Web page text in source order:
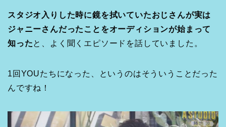
スタジオ入りした時に鏡を拭いていたおじさんが実は
ジャニーさんだったことをオーディションが始まって
知ったと、よく聞くエピソードを話していました。
1回YOUたちになった、というのはそういうことだった
んですね！